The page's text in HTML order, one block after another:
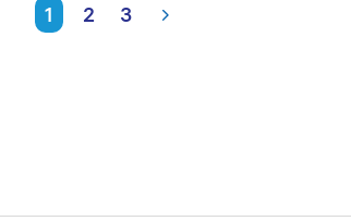
1 2 3